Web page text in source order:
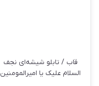
قاب / تابلو شیشه‌ای نجف
السلام علیک یا امیرالمومنین